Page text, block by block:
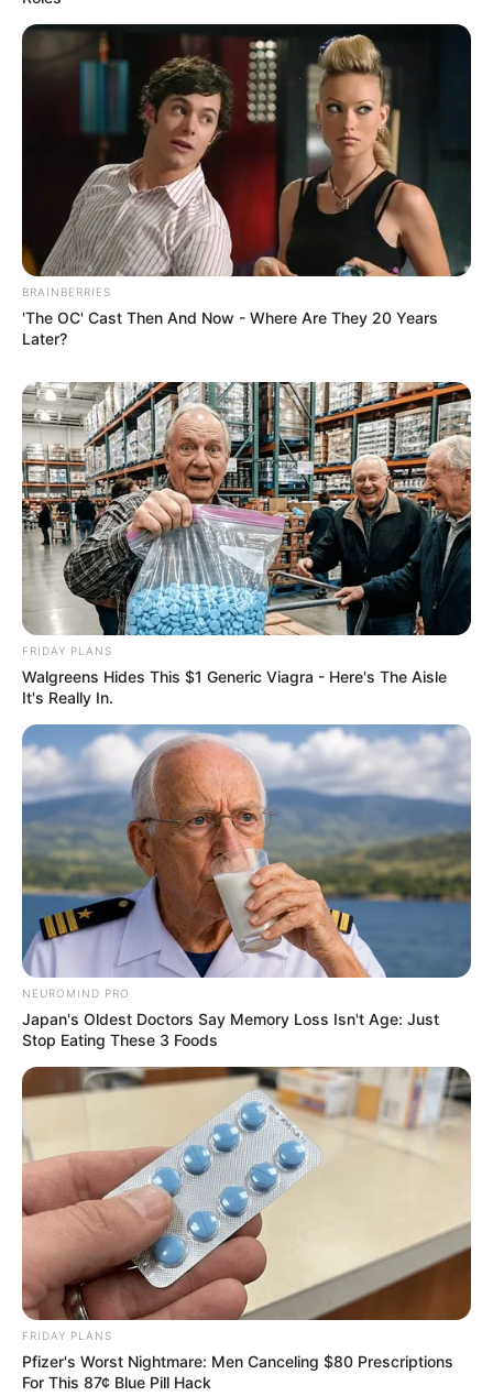
BRAINBERRIES
'The OC' Cast Then And Now - Where Are They 20 Years
Later?
FRIDAY PLANS
Walgreens Hides This $1 Generic Viagra - Here's The Aisle
It's Really In.
NEUROMIND PRO
Japan's Oldest Doctors Say Memory Loss Isn't Age: Just
Stop Eating These 3 Foods
FRIDAY PLANS
Pfizer's Worst Nightmare: Men Canceling $80 Prescriptions
For This 87¢ Blue Pill Hack